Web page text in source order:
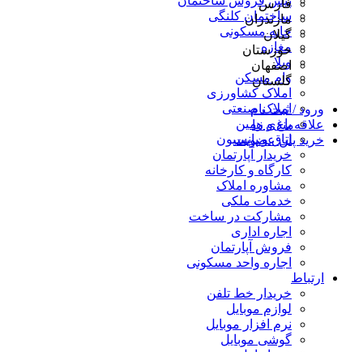
ساختمان کلنگی
خانه مسکونی
مغازه
ویلا
وام مسکن
املاک کشاورزی
املاک صنعتی
باغ و زمین
اتاق و پانسیون
خریدار آپارتمان
کارگاه و کارخانه
مشاوره املاک
خدمات ملکی
مشارکت در ساخت
اجاره اداری
فروش آپارتمان
اجاره واحد مسکونی
ارتباط
خریدار خط تلفن
لوازم موبایل
نرم افزار موبایل
گوشی موبایل
فارس
مازندران
گیلان
خوزستان
اصفهان
گلستان
ورود / ثبت نام
علاقه‌مندی ها
خرید پلن عضویت